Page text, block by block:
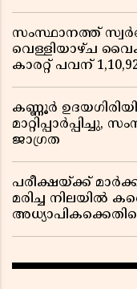
സംസ്ഥാനത്ത്
വെള്ളിയാഴ്ച
കാരറ്റ് പവന്
കണ്ണൂർ
ജാഗ്രത
പരീക്ഷയ്ക്ക്
മരിച്ച നിലയിൽ